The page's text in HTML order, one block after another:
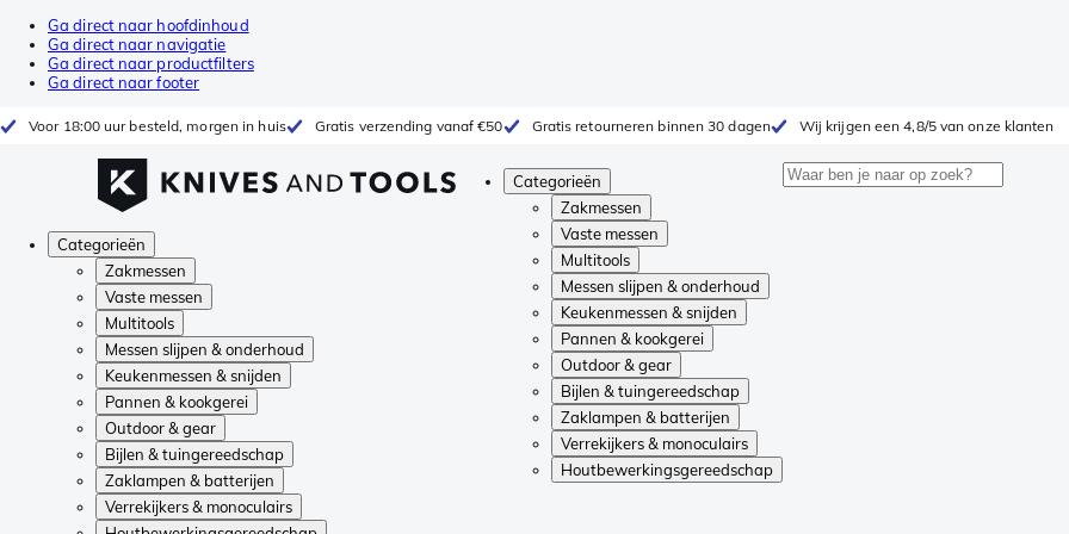
Ga direct naar hoofdinhoud
Ga direct naar navigatie
Ga direct naar productfilters
Ga direct naar footer
Voor 18:00 uur besteld, morgen in huis Gratis verzending vanaf €50 Gratis retourneren binnen 30 dagen Wij krijgen een 4,8/5 van onze klanten
Categorieën
Zakmessen
Vaste messen
Multitools
Messen slijpen & onderhoud
Keukenmessen & snijden
Pannen & kookgerei
Outdoor & gear
Bijlen & tuingereedschap
Zaklampen & batterijen
Verrekijkers & monoculairs
Houtbewerkingsgereedschap
Categorieën
Zakmessen
Vaste messen
Multitools
Messen slijpen & onderhoud
Keukenmessen & snijden
Pannen & kookgerei
Outdoor & gear
Bijlen & tuingereedschap
Zaklampen & batterijen
Verrekijkers & monoculairs